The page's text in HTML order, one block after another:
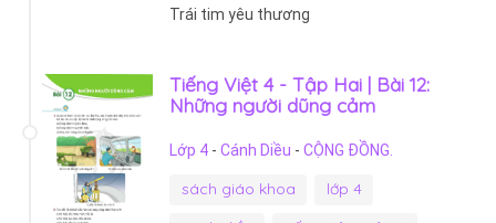
Trái tim yêu thương
Tiếng Việt 4 - Tập Hai | Bài 12:
Những người dũng cảm
Lớp 4 - Cánh Diều - CỘNG ĐỒNG.
sách giáo khoa
lớp 4